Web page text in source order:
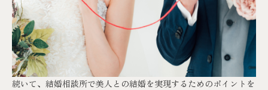
続いて、結婚相談所で美人との結婚を実現するためのポイントを